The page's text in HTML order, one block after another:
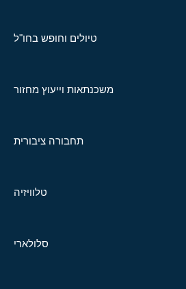
טיולים וחופש בחו"ל
משכנתאות וייעוץ מחזור
תחבורה ציבורית
טלוויזיה
סלולארי